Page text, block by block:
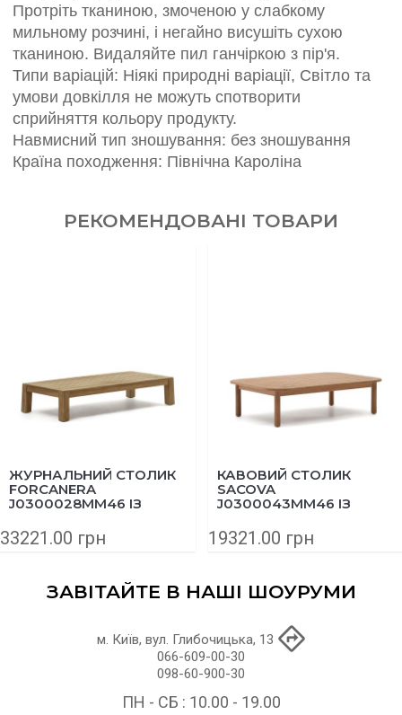
Протріть тканиною, змоченою у слабкому
мильному розчині, і негайно висушіть сухою
тканиною. Видаляйте пил ганчіркою з пір'я.
Типи варіацій: Ніякі природні варіації, Світло та
умови довкілля не можуть спотворити
сприйняття кольору продукту.
Навмисний тип зношування: без зношування
Країна походження: Північна Кароліна
РЕКОМЕНДОВАНІ ТОВАРИ
ЖУРНАЛЬНИЙ СТОЛИК
FORCANERA
J0300028MM46 ІЗ
СМ
33221.00 грн
КАВОВИЙ СТОЛИК
SACOVA
J0300043MM46 ІЗ
140Х89 СМ
19321.00 грн
ЗАВІТАЙТЕ В НАШІ ШОУРУМИ
м. Київ, вул. Глибочицька, 13
066-609-00-30
098-60-900-30
ПН - СБ : 10.00 - 19.00